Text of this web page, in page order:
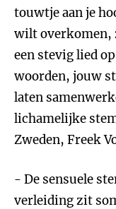
touwtje aan je
wilt overkomen,
een stevig lied
woorden, jouw
laten
lichamelijke
Zweden, Freek
- De sensuele
verleiding zit